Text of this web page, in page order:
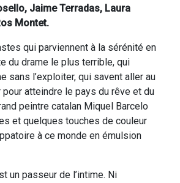
Jaime Terradas, Laura
Montet.
qui parviennent à la sérénité en
du drame le plus terrible, qui
sans l’exploiter, qui savent aller au
atteindre le pays du rêve et du
peintre catalan Miquel Barcelo
et quelques touches de couleur
à ce monde en émulsion
un passeur de l’intime. Ni